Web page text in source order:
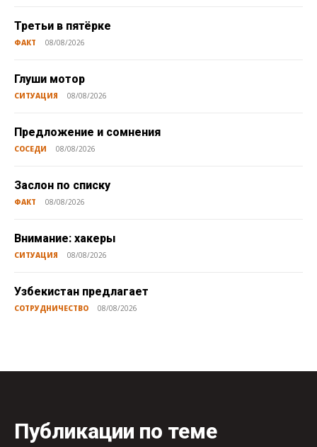
Третьи в пятёрке
ФАКТ 08/08/2026
Глуши мотор
СИТУАЦИЯ 08/08/2026
Предложение и сомнения
СОСЕДИ 08/08/2026
Заслон по списку
ФАКТ 08/08/2026
Внимание: хакеры
СИТУАЦИЯ 08/08/2026
Узбекистан предлагает
СОТРУДНИЧЕСТВО 08/08/2026
Публикации по теме